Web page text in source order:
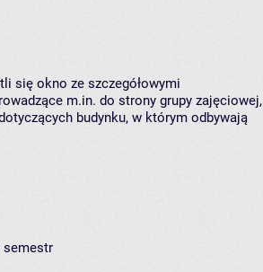
się okno ze szczegółowymi
m.in. do strony grupy zajęciowej,
budynku, w którym odbywają
semestr